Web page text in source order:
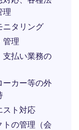
理
ニタリング
管理
支払い業務の
ーカー等の外
スト対応
トの管理（会